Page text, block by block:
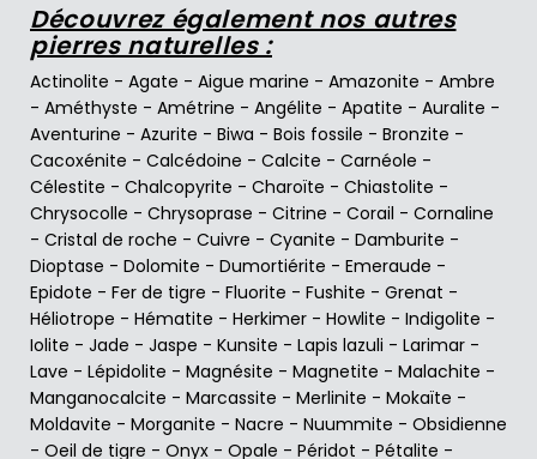
Découvrez également nos autres
pierres naturelles :
Actinolite - Agate - Aigue marine - Amazonite - Ambre
- Améthyste - Amétrine - Angélite - Apatite - Auralite -
Aventurine - Azurite - Biwa - Bois fossile - Bronzite -
Cacoxénite - Calcédoine - Calcite - Carnéole -
Célestite - Chalcopyrite - Charoïte - Chiastolite -
Chrysocolle - Chrysoprase - Citrine - Corail - Cornaline
- Cristal de roche - Cuivre - Cyanite - Damburite -
Dioptase - Dolomite - Dumortiérite - Emeraude -
Epidote - Fer de tigre - Fluorite - Fushite - Grenat -
Héliotrope - Hématite - Herkimer - Howlite - Indigolite -
Iolite - Jade - Jaspe - Kunsite - Lapis lazuli - Larimar -
Lave - Lépidolite - Magnésite - Magnetite - Malachite -
Manganocalcite - Marcassite - Merlinite - Mokaïte -
Moldavite - Morganite - Nacre - Nuummite - Obsidienne
- Oeil de tigre - Onyx - Opale - Péridot - Pétalite -